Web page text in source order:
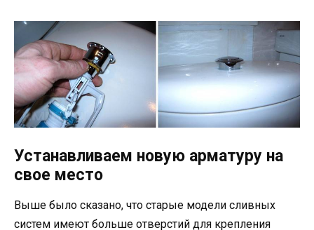
Устанавливаем новую арматуру на
свое место
Выше было сказано, что старые модели сливных
систем имеют больше отверстий для крепления